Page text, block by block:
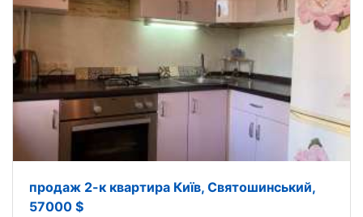
продаж 2-к квартира Київ, Святошинський,
57000 $